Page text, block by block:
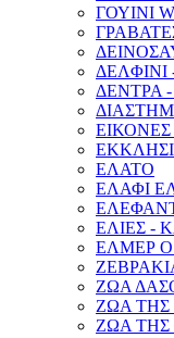
ΓΟΥΙΝΙ
ΔΕΛΦΙΝΙ
ΔΕΝΤΡΑ
ΕΛΑΤΟ
ΕΛΑΦΙ
ΕΛΙΕΣ -
ΕΛΜΕΡ
ΖΩΑ
ΖΩΑ
ΖΩΑ